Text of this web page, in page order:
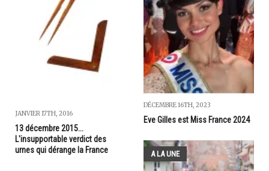
JANVIER 17TH, 2016
13 décembre 2015...
L'insupportable verdict des
urnes qui dérange la France
DÉCEMBRE 16TH, 2023
Eve Gilles est Miss France 2024
A LA UNE